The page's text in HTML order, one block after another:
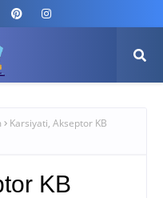
Karsiyati, Akseptor KB
KB